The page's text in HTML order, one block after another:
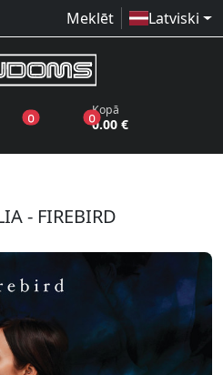
Meklēt Latviski
0produkti vēlmju sarakstā
0produkti grozā
Kopā
0.00 €
- FIREBIRD